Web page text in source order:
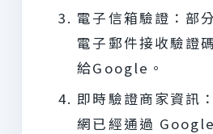
電子信箱驗證：部
電子郵件接收驗證
給Google。
即時驗證商家資訊
網已經通過